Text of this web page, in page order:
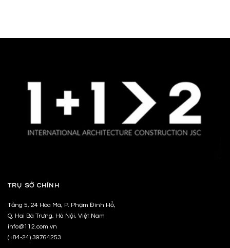
TRỤ SỞ CHÍNH
Tầng 5, 24 Hòa Mã, P. Phạm Đình Hổ,
Q. Hai Bà Trưng, Hà Nội, Việt Nam
info@112.com.vn
(+84-24) 39764253